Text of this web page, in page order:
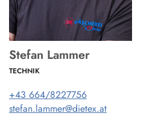
Stefan Lammer
TECHNIK
+43 664/8227756
stefan.lammer@dietex.at